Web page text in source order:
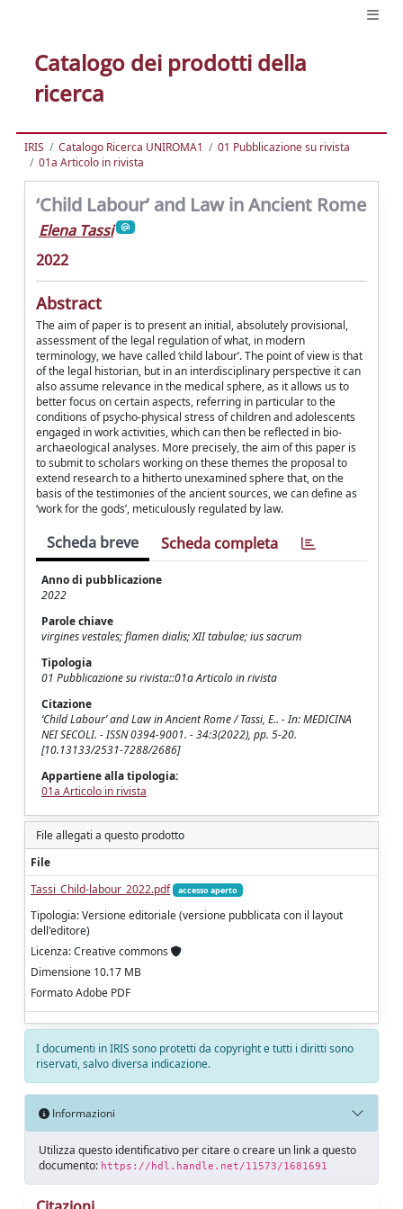
Catalogo dei prodotti della
ricerca
IRIS Catalogo Ricerca UNIROMA1
01 Pubblicazione su rivista
01a Articolo in rivista
‘Child Labour’ and Law in Ancient Rome
Elena Tassi
2022
Abstract
The aim of paper is to present an initial, absolutely provisional,
assessment of the legal regulation of what, in modern
terminology, we have called ‘child labour’. The point of view is that
of the legal historian, but in an interdisciplinary perspective it can
also assume relevance in the medical sphere, as it allows us to
better focus on certain aspects, referring in particular to the
conditions of psycho-physical stress of children and adolescents
engaged in work activities, which can then be reflected in bio-
archaeological analyses. More precisely, the aim of this paper is
to submit to scholars working on these themes the proposal to
extend research to a hitherto unexamined sphere that, on the
basis of the testimonies of the ancient sources, we can define as
‘work for the gods’, meticulously regulated by law.
Scheda breve Scheda completa
Anno di pubblicazione
2022
Parole chiave
virgines vestales; flamen dialis; XII tabulae; ius sacrum
Tipologia
01 Pubblicazione su rivista::01a Articolo in rivista
Citazione
‘Child Labour’ and Law in Ancient Rome / Tassi, E.. - In: MEDICINA
NEI SECOLI. - ISSN 0394-9001. - 34:3(2022), pp. 5-20.
[10.13133/2531-7288/2686]
Appartiene alla tipologia:
01a Articolo in rivista
File allegati a questo prodotto
File
Tassi_Child-labour_2022.pdf
accesso aperto
Tipologia: Versione editoriale (versione pubblicata con il layout
dell'editore)
Licenza: Creative commons
Dimensione 10.17 MB
Formato Adobe PDF
I documenti in IRIS sono protetti da copyright e tutti i diritti sono
riservati, salvo diversa indicazione.
Informazioni
Utilizza questo identificativo per citare o creare un link a questo
documento: https://hdl.handle.net/11573/1681691